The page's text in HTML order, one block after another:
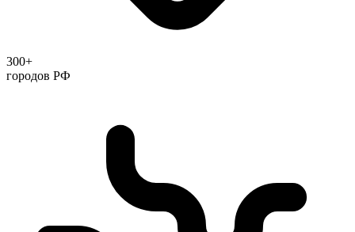
300+
городов РФ